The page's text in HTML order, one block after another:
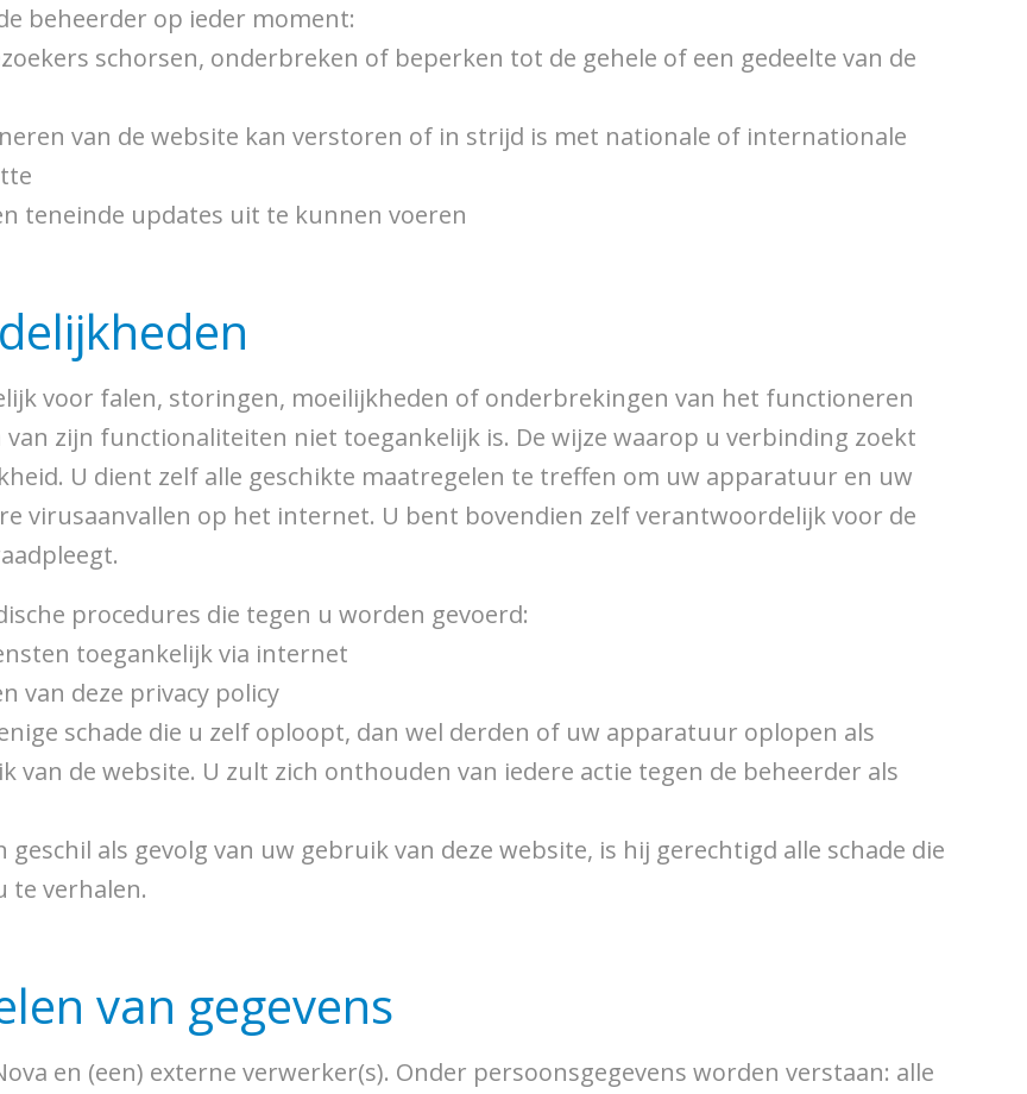
beheerder op ieder moment:
schorsen, onderbreken of beperken tot de gehele of een gedeelte van de
van de website kan verstoren of in strijd is met nationale of internationale
teneinde updates uit te kunnen voeren
voor falen, storingen, moeilijkheden of onderbrekingen van het functioneren
zijn functionaliteiten niet toegankelijk is. De wijze waarop u verbinding zoekt
U dient zelf alle geschikte maatregelen te treffen om uw apparatuur en uw
virusaanvallen op het internet. U bent bovendien zelf verantwoordelijk voor de
procedures die tegen u worden gevoerd:
toegankelijk via internet
van deze privacy policy
schade die u zelf oploopt, dan wel derden of uw apparatuur oplopen als
de website. U zult zich onthouden van iedere actie tegen de beheerder als
als gevolg van uw gebruik van deze website, is hij gerechtigd alle schade die
te verhalen.
van gegevens
en (een) externe verwerker(s). Onder persoonsgegevens worden verstaan: alle